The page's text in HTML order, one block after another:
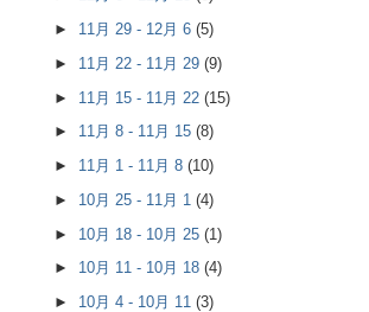
► 11月 29 - 12月 6 (5)
► 11月 22 - 11月 29 (9)
► 11月 15 - 11月 22 (15)
► 11月 8 - 11月 15 (8)
► 11月 1 - 11月 8 (10)
► 10月 25 - 11月 1 (4)
► 10月 18 - 10月 25 (1)
► 10月 11 - 10月 18 (4)
► 10月 4 - 10月 11 (3)